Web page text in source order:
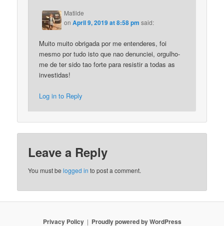
Matilde
onApril 9, 2019 at 8:58 pm said:
Muito muito obrigada por me entenderes, foi
mesmo por tudo isto que nao denunciei, orgulho-
me de ter sido tao forte para resistir a todas as
investidas!
Log in to Reply
Leave a Reply
You must belogged in to post a comment.
Privacy Policy Proudly powered by WordPress